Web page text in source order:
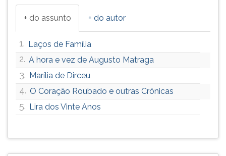
+ do assunto + do autor
1. Laços de Família
2. A hora e vez de Augusto Matraga
3. Marília de Dirceu
4. O Coração Roubado e outras Crônicas
5. Lira dos Vinte Anos